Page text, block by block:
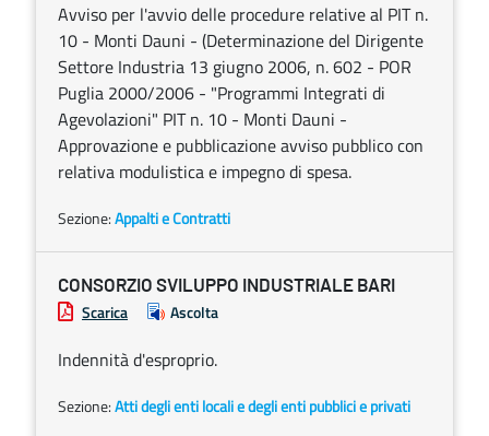
Avviso per l'avvio delle procedure relative al PIT n.
10 - Monti Dauni - (Determinazione del Dirigente
Settore Industria 13 giugno 2006, n. 602 - POR
Puglia 2000/2006 - "Programmi Integrati di
Agevolazioni" PIT n. 10 - Monti Dauni -
Approvazione e pubblicazione avviso pubblico con
relativa modulistica e impegno di spesa.
Sezione:Appalti e Contratti
CONSORZIO SVILUPPO INDUSTRIALE BARI
Scarica Ascolta
Indennità d'esproprio.
Sezione:Atti degli enti locali e degli enti pubblici e privati